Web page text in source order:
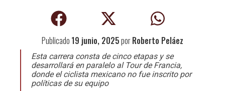
Concachampions
Fútbol de Estufa
Fútbol Femenil
Gangwon 2024
Juegos Paralímpicos
VideojuegosPublicado 19 junio, 2025porRoberto Peláez
Esta carrera consta de cinco etapas y se
desarrollará en paralelo al Tour de Francia,
donde el ciclista mexicano no fue inscrito por
políticas de su equipo